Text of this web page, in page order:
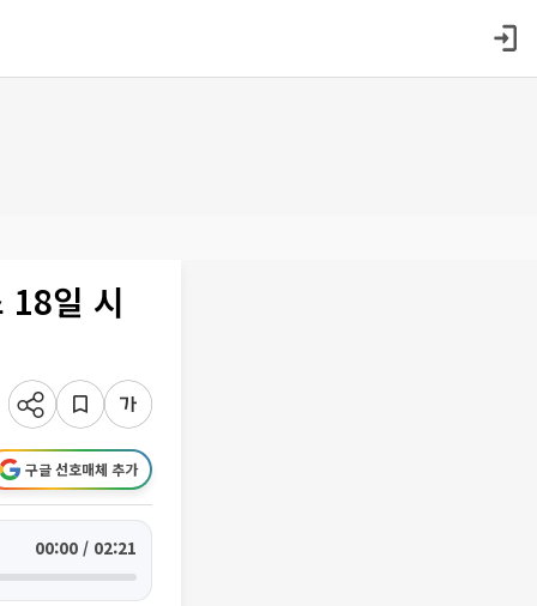
18일 시
구글 선호매체 추가
00:00 / 02:21